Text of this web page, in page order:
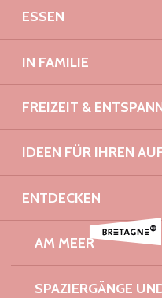
ESSEN
IN FAMILIE
FREIZEIT &
IDEEN FÜR IHREN
ENTDECKEN
AM MEER
SPAZIERGÄNGE